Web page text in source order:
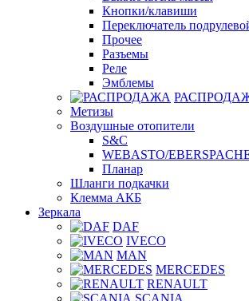
Кнопки/клавиши
Переключатель
Прочее
Разъемы
Реле
Эмблемы
Метизы
Воздушные отопители
S&C
WEBASTO/
Планар
Шланги подкачки
Клемма АКБ
Зеркала
DAF
IVECO
MAN
MERCEDES
RENAULT
SCANIA